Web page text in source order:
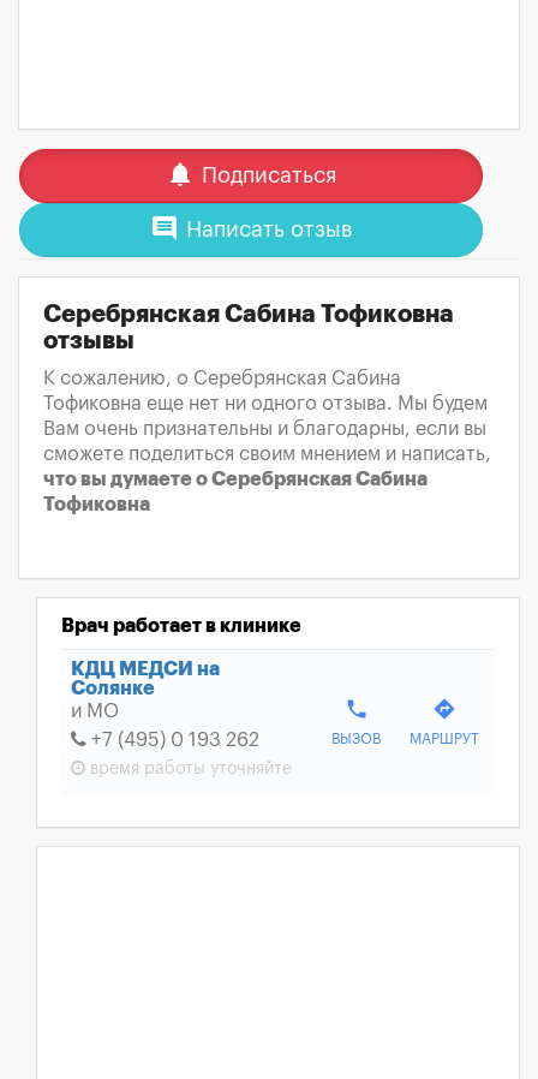
notifications Подписаться
comment Написать отзыв
Серебрянская Сабина Тофиковна
отзывы
К сожалению, о Серебрянская Сабина
Тофиковна еще нет ни одного отзыва. Мы будем
Вам очень признательны и благодарны, если вы
сможете поделиться своим мнением и написать,
что вы думаете о Серебрянская Сабина
Тофиковна
Врач работает в клинике
КДЦ МЕДСИ на
Солянке
и МО
+7 (495) 0 193 262
время работы уточняйте
phone
ВЫЗОВ
directions
МАРШРУТ